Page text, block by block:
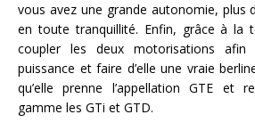
vous avez une grande autonomie, plus
en toute tranquillité. Enfin, grâce à la
coupler les deux motorisations
puissance et faire d’elle une vraie
qu’elle prenne l’appellation GTE et
gamme les GTi et GTD.